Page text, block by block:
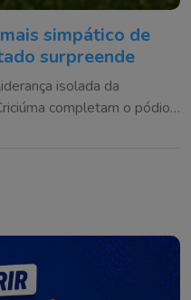
simpático de
surpreende
isolada da
completam o pódio